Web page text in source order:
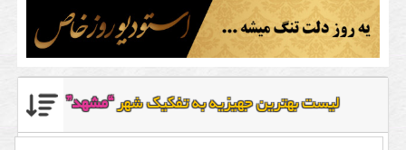
لیست بهترین جهیزیه به تفکیک شهر“مشهد”